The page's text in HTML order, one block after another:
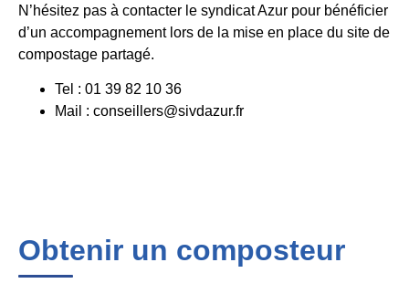
N’hésitez pas à contacter le syndicat Azur pour bénéficier
d’un accompagnement lors de la mise en place du site de
compostage partagé.
Tel : 01 39 82 10 36
Mail : conseillers@sivdazur.fr
Obtenir un composteur